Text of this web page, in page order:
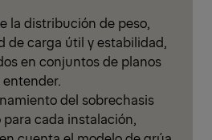
la distribución de peso,
de carga útil y estabilidad,
en conjuntos de planos
del sobrechasis
para cada instalación,